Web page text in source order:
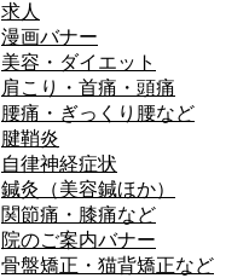
求人
漫画バナー
美容・ダイエット
肩こり・首痛・頭痛
腰痛・ぎっくり腰など
腱鞘炎
自律神経症状
鍼灸（美容鍼ほか）
関節痛・膝痛など
院のご案内バナー
骨盤矯正・猫背矯正など